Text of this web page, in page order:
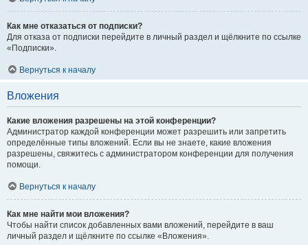
Как мне отказаться от подписки?
Для отказа от подписки перейдите в личный раздел и щёлкните по ссылке
«Подписки».
Вернуться к началу
Вложения
Какие вложения разрешены на этой конференции?
Администратор каждой конференции может разрешить или запретить
определённые типы вложений. Если вы не знаете, какие вложения
разрешены, свяжитесь с администратором конференции для получения
помощи.
Вернуться к началу
Как мне найти мои вложения?
Чтобы найти список добавленных вами вложений, перейдите в ваш
личный раздел и щёлкните по ссылке «Вложения».